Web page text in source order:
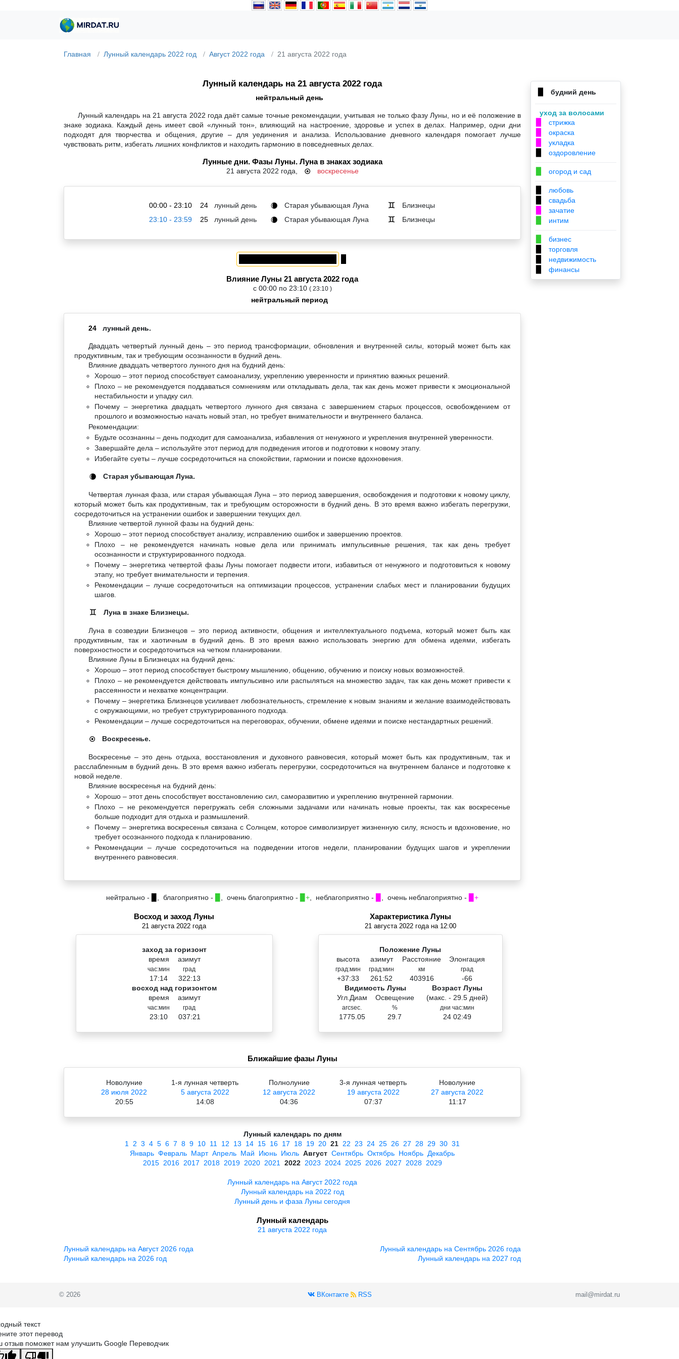
Главная Лунный календарь 2022 год Август 2022 года 21 августа 2022 года
Лунный календарь на 21 августа 2022 года
нейтральный день
Лунный календарь на 21 августа 2022 года даёт самые точные рекомендации, учитывая не только фазу Луны, но и её положение в
знаке зодиака. Каждый день имеет свой «лунный тон», влияющий на настроение, здоровье и успех в делах. Например, одни дни
подходят для творчества и общения, другие – для уединения и анализа. Использование дневного календаря помогает лучше
чувствовать ритм, избегать лишних конфликтов и находить гармонию в повседневных делах.
Лунные дни. Фазы Луны. Луна в знаках зодиака
21 августа 2022 года, ☉ воскресенье
00:00 - 23:10 24 лунный день 🌘 Старая убывающая Луна ♊
Близнецы
23:10 - 23:59
25 лунный день 🌘 Старая убывающая Луна ♊ Близнецы
Влияние Луны 21 августа 2022 года
с 00:00 по 23:10 ( 23:10 )
нейтральный период
24 лунный день.
Двадцать четвертый лунный день – это период трансформации, обновления и внутренней силы, который может быть как
продуктивным, так и требующим осознанности в будний день.
Влияние двадцать четвертого лунного дня на будний день:
Хорошо – этот период способствует самоанализу, укреплению уверенности и принятию важных решений.
Плохо – не рекомендуется поддаваться сомнениям или откладывать дела, так как день может привести к эмоциональной
нестабильности и упадку сил.
Почему – энергетика двадцать четвертого лунного дня связана с завершением старых процессов, освобождением от
прошлого и возможностью начать новый этап, но требует внимательности и внутреннего баланса.
Рекомендации:
Будьте осознанны – день подходит для самоанализа, избавления от ненужного и укрепления внутренней уверенности.
Завершайте дела – используйте этот период для подведения итогов и подготовки к новому этапу.
Избегайте суеты – лучше сосредоточиться на спокойствии, гармонии и поиске вдохновения.
🌘 Старая убывающая Луна.
Четвертая лунная фаза, или старая убывающая Луна – это период завершения, освобождения и подготовки к новому циклу,
который может быть как продуктивным, так и требующим осторожности в будний день. В это время важно избегать перегрузки,
сосредоточиться на устранении ошибок и завершении текущих дел.
Влияние четвертой лунной фазы на будний день:
Хорошо – этот период способствует анализу, исправлению ошибок и завершению проектов.
Плохо – не рекомендуется начинать новые дела или принимать импульсивные решения, так как день требует
осознанности и структурированного подхода.
Почему – энергетика четвертой фазы Луны помогает подвести итоги, избавиться от ненужного и подготовиться к новому
этапу, но требует внимательности и терпения.
Рекомендации – лучше сосредоточиться на оптимизации процессов, устранении слабых мест и планировании будущих
шагов.
♊ Луна в знаке Близнецы.
Луна в созвездии Близнецов – это период активности, общения и интеллектуального подъема, который может быть как
продуктивным, так и хаотичным в будний день. В это время важно использовать энергию для обмена идеями, избегать
поверхностности и сосредоточиться на четком планировании.
Влияние Луны в Близнецах на будний день:
Хорошо – этот период способствует быстрому мышлению, общению, обучению и поиску новых возможностей.
Плохо – не рекомендуется действовать импульсивно или распыляться на множество задач, так как день может привести к
рассеянности и нехватке концентрации.
Почему – энергетика Близнецов усиливает любознательность, стремление к новым знаниям и желание взаимодействовать
с окружающими, но требует структурированного подхода.
Рекомендации – лучше сосредоточиться на переговорах, обучении, обмене идеями и поиске нестандартных решений.
☉ Воскресенье.
Воскресенье – это день отдыха, восстановления и духовного равновесия, который может быть как продуктивным, так и
расслабленным в будний день. В это время важно избегать перегрузки, сосредоточиться на внутреннем балансе и подготовке к
новой неделе.
Влияние воскресенья на будний день:
Хорошо – этот день способствует восстановлению сил, саморазвитию и укреплению внутренней гармонии.
Плохо – не рекомендуется перегружать себя сложными задачами или начинать новые проекты, так как воскресенье
больше подходит для отдыха и размышлений.
Почему – энергетика воскресенья связана с Солнцем, которое символизирует жизненную силу, ясность и вдохновение, но
требует осознанного подхода к планированию.
Рекомендации – лучше сосредоточиться на подведении итогов недели, планировании будущих шагов и укреплении
внутреннего равновесия.
нейтрально - , благоприятно - , очень благоприятно - ▉+ , неблагоприятно - , очень неблагоприятно - ▉+
Восход и заход Луны
21 августа 2022 года
заход за горизонт
время
час:мин
17:14
азимут
град
322:13
восход над горизонтом
время
час:мин
23:10
азимут
град
037:21
Характеристика Луны
21 августа 2022 года на 12:00
Положение Луны
высота
град:мин
+37:33
азимут
град:мин
261:52
Расстояние
км
403916
Элонгация
град
-66
Видимость Луны
Угл.Диам
arcsec.
1775.05
Освещение
%
29.7
Возраст Луны
(макс. - 29.5 дней)
дни час:мин
24 02:49
Ближайшие фазы Луны
Новолуние
28 июля 2022
20:55
1-я лунная четверть
5 августа 2022
14:08
Полнолуние
12 августа 2022
04:36
3-я лунная четверть
19 августа 2022
07:37
Новолуние
27 августа 2022
11:17
Лунный календарь по дням
1
2 3 4 5 6 7 8 9 10 11 12 13 14 15 16 17 18 19 20 21 22 23 24 25 26 27 28 29 30 31
Январь Февраль Март Апрель Май Июнь Июль Август Сентябрь Октябрь Ноябрь Декабрь
2015 2016 2017 2018 2019 2020 2021 2022 2023 2024 2025 2026 2027 2028 2029
Лунный календарь на Август 2022 года
Лунный календарь на 2022 год
Лунный день и фаза Луны сегодня
Лунный календарь
21 августа 2022 года
Лунный календарь на Август 2026 года
Лунный календарь на 2026 год
Лунный календарь на Сентябрь 2026 года
Лунный календарь на 2027 год
будний день
уход за волосами
стрижка
окраска
укладка
оздоровление
огород и сад
любовь
свадьба
зачатие
интим
бизнес
торговля
недвижимость
финансы
© 2026 ВКонтакте RSS mail@mirdat.ru
текст
этот перевод
отзыв поможет нам улучшить Google Переводчик